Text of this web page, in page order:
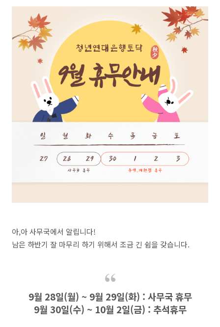
아,아 사무국에서 알립니다!
남은 하반기 잘 마무리 하기 위해서 조금 긴 쉼을 갖습니다.
9월 28일(월) ~ 9월 29일(화) : 사무국 휴무
9월 30일(수) ~ 10월 2일(금) : 추석휴무